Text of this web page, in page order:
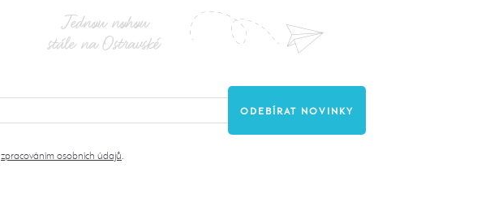
Jednou nohou
stále na Ostravské
zpracováním osobních údajů.